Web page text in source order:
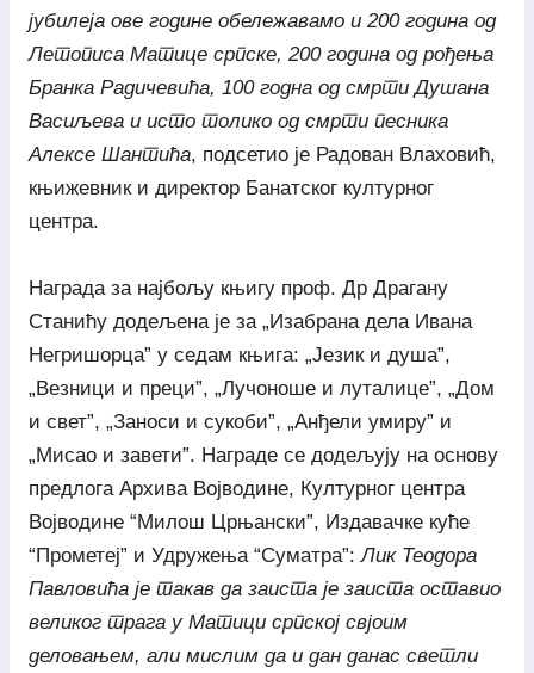
јубилеја ове године обележавамо и 200 година од
Летописа Матице српске, 200 година од рођења
Бранка Радичевића, 100 годна од смрти Душана
Васиљева и исто толико од смрти песника
Алексе Шантића, подсетио је Радован Влаховић,
књижевник и директор Банатског културног
центра.
Награда за најбољу књигу проф. Др Драгану
Станићу додељена је за „Изабрана дела Ивана
Негришорца” у седам књига: „Језик и душа”,
„Везници и преци”, „Лучоноше и луталице”, „Дом
и свет”, „Заноси и сукоби”, „Анђели умиру” и
„Мисао и завети”. Награде се додељују на основу
предлога Архива Војводине, Културног центра
Војводине “Милош Црњански”, Издавачке куће
“Прометеј” и Удружења “Суматра”: Лик Теодора
Павловића је такав да заиста је заиста оставио
великог трага у Матици српској свјоим
деловањем, али мислим да и дан данас светли